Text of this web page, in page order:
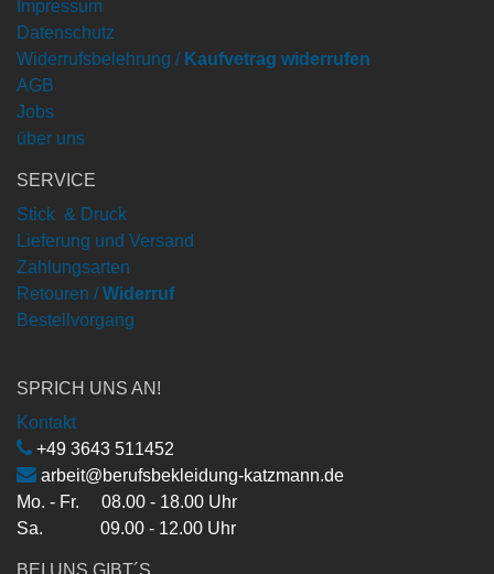
Impressum
Datenschutz
Widerrufsbelehrung / Kaufvetrag widerrufen
AGB
Jobs
über uns
SERVICE
Stick & Druck
Lieferung und Versand
Zahlungsarten
Retouren / Widerruf
Bestellvorgang
SPRICH UNS AN!
Kontakt
+49 3643 511452
arbeit@berufsbekleidung-katzmann.de
Mo. - Fr. 08.00 - 18.00 Uhr
Sa. 09.00 - 12.00 Uhr
BEI UNS GIBT´S